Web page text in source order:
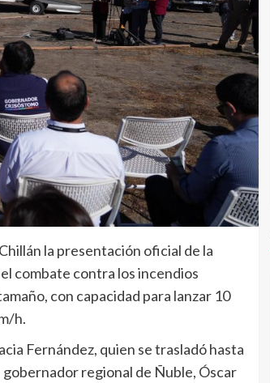
la presentación oficial de la
combate contra los incendios
con capacidad para lanzar 10
h.
Fernández, quien se trasladó hasta
regional de Ñuble, Óscar